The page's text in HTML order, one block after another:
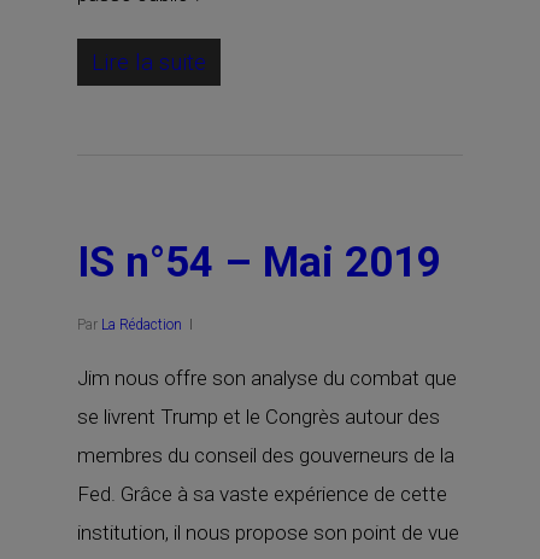
Lire la suite
IS n°54 – Mai 2019
Par La Rédaction
Jim nous offre son analyse du combat que
se livrent Trump et le Congrès autour des
membres du conseil des gouverneurs de la
Fed. Grâce à sa vaste expérience de cette
institution, il nous propose son point de vue